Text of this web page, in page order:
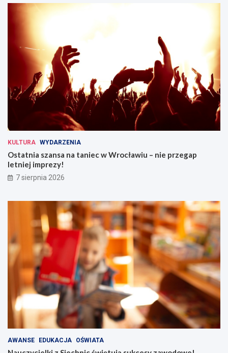
KULTURA WYDARZENIA
Ostatnia szansa na taniec w Wrocławiu – nie przegap
letniej imprezy!
7 sierpnia 2026
AWANSE EDUKACJA OŚWIATA